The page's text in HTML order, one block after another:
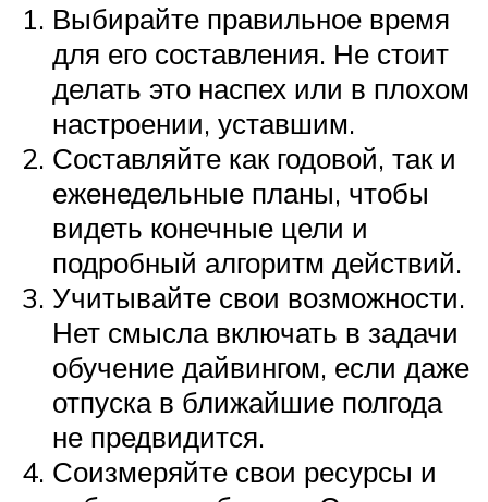
Выбирайте правильное время
для его составления. Не стоит
делать это наспех или в плохом
настроении, уставшим.
Составляйте как годовой, так и
еженедельные планы, чтобы
видеть конечные цели и
подробный алгоритм действий.
Учитывайте свои возможности.
Нет смысла включать в задачи
обучение дайвингом, если даже
отпуска в ближайшие полгода
не предвидится.
Соизмеряйте свои ресурсы и